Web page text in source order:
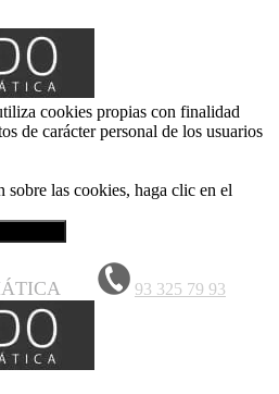
cookies propias con finalidad
de carácter personal de los usuarios
sobre las cookies, haga clic en el
93 325 79 93